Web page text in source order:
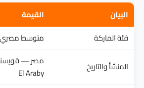
البيان
القيمة
فئة الماركة
متوسط
المنشأ والتاريخ
El Araby